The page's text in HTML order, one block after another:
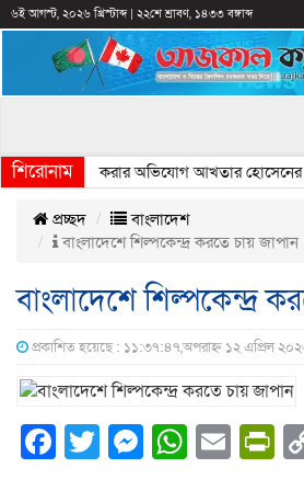
৬ই আগস্ট, ২০২৬ খ্রিস্টাব্দ| ২২শে শ্রাবণ, ১৪৩৩ বঙ্গাব্দ
শিরোনাম
ইতিহাস বিকৃত করার অভিযোগ আখতার হোসেনের»
প্রচ্ছদ
বাংলাদেশ
বাংলাদেশে শিল্পকেন্দ্র করতে চায় জাপান
বাংলাদেশে শিল্পকেন্দ্র
প্রকাশিত হয়েছে : ১১:৩৭:৪৭,অপরাহ্ন ১২ এপ্রিল
Facebook
Twitter